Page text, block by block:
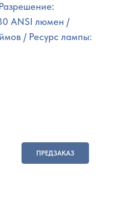
ANSI люмен /
/ Ресурс лампы:
ПРЕДЗАКАЗ